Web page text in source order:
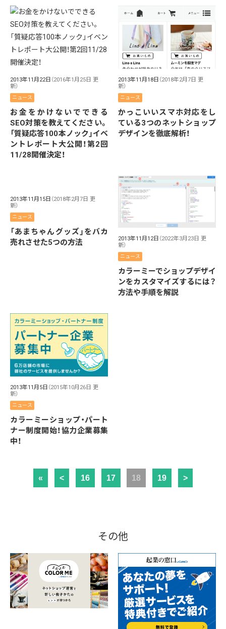
2013年11月22日 （2016年1月25日 更
新）
ニュース
お金をかけないでできる
SEO対策を教えてください。
「質疑応答100本ノック」イベ
ントレポート大公開！第2回
11/28開催決定！
2013年11月18日 （2018年2月7日 更
新）
ニュース
かっこいいスマホ対応をし
ている3つのネットショップ
デザインを徹底解析！
2013年11月15日 （2018年2月7日 更
新）
ニュース
「あまちゃんグッズ」をバカ
売れさせた5つの方法
2013年11月12日 （2022年3月23日 更
新）
ニュース
カラーミーでショップデザイ
ンをカスタマイズするには？
方法や手順を解説
2013年11月5日 （2015年10月26日 更
新）
ニュース
カラーミーショップ・パート
ナー制度開始！協力企業募集
中！
« < 16 17 18 19 >
その他